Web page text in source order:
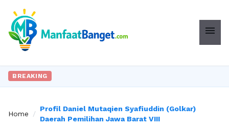
menu
BREAKING
Home /
Profil Daniel Mutaqien Syafiuddin (Golkar)
Daerah Pemilihan Jawa Barat VIII